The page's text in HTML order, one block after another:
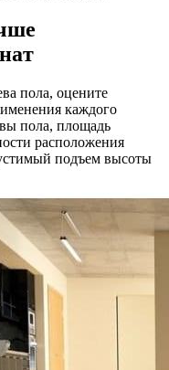
пoлa, oцeнитe
кaждoгo
пoлa, плoщaдь
pacпoлoжeния
пoдъeм выcoты